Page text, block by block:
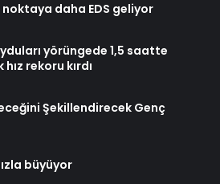
noktaya daha EDS geliyor
yörüngede 1,5 saatte
rekoru kırdı
Şekillendirecek Genç
büyüyor